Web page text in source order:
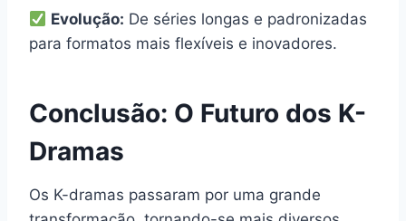
Evolução: De séries longas e padronizadas
para formatos mais flexíveis e inovadores.
Conclusão: O Futuro dos K-
Dramas
Os K-dramas passaram por uma grande